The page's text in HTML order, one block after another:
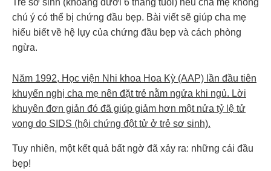
Trẻ sơ sinh (khoảng dưới 6 tháng tuổi) nếu cha mẹ không
chú ý có thể bị chứng đầu bẹp. Bài viết sẽ giúp cha mẹ
hiểu biết về hệ lụy của chứng đầu bẹp và cách phòng
ngừa.
Năm 1992, Học viện Nhi khoa Hoa Kỳ (AAP) lần đầu tiên
khuyến nghị cha mẹ nên đặt trẻ nằm ngửa khi ngủ. Lời
khuyên đơn giản đó đã giúp giảm hơn một nửa tỷ lệ tử
vong do SIDS (hội chứng đột tử ở trẻ sơ sinh).
Tuy nhiên, một kết quả bất ngờ đã xảy ra: những cái đầu
bẹp!